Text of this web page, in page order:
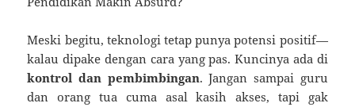
Meski begitu, teknologi tetap punya potensi positif—
kalau dipake dengan cara yang pas. Kuncinya ada di
kontrol dan pembimbingan. Jangan sampai guru
dan orang tua cuma asal kasih akses, tapi gak